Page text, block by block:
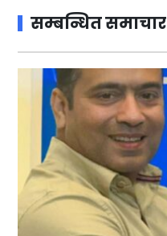
सम्बन्धित समाचार